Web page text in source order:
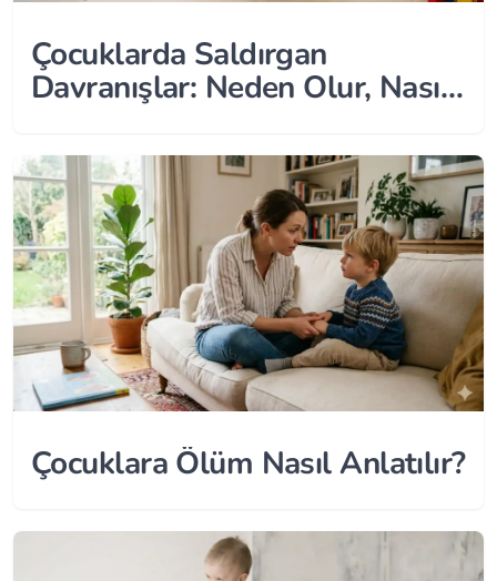
Çocuklarda Saldırgan
Davranışlar: Neden Olur, Nasıl
Çocuklara Ölüm Nasıl Anlatılır?